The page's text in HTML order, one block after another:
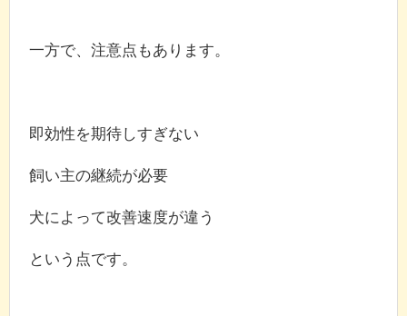
一方で、注意点もあります。
即効性を期待しすぎない
飼い主の継続が必要
犬によって改善速度が違う
という点です。